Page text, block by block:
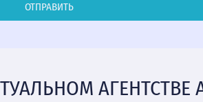
ОТПРАВИТЬ
АГЕНТСТВЕ